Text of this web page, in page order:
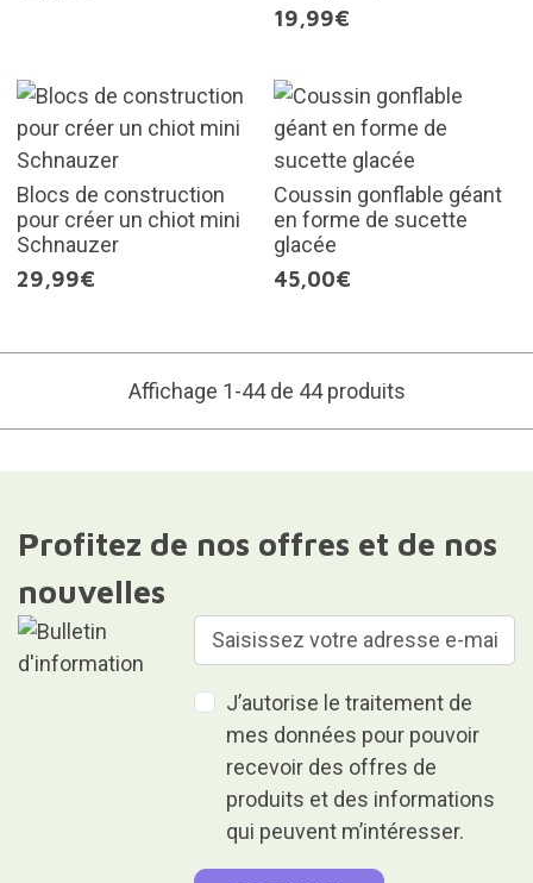
19,99€
Blocs de construction
pour créer un chiot mini
Schnauzer
29,99€
Coussin gonflable géant
en forme de sucette
glacée
45,00€
Affichage 1-44 de 44 produits
Profitez de nos offres et de nos
nouvelles
J’autorise le traitement de
mes données pour pouvoir
recevoir des offres de
produits et des informations
qui peuvent m’intéresser.